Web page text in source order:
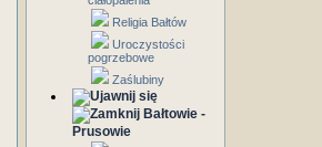
Religia Bałtów
Uroczystości
pogrzebowe
Zaślubiny
Bałtowie -
Prusowie